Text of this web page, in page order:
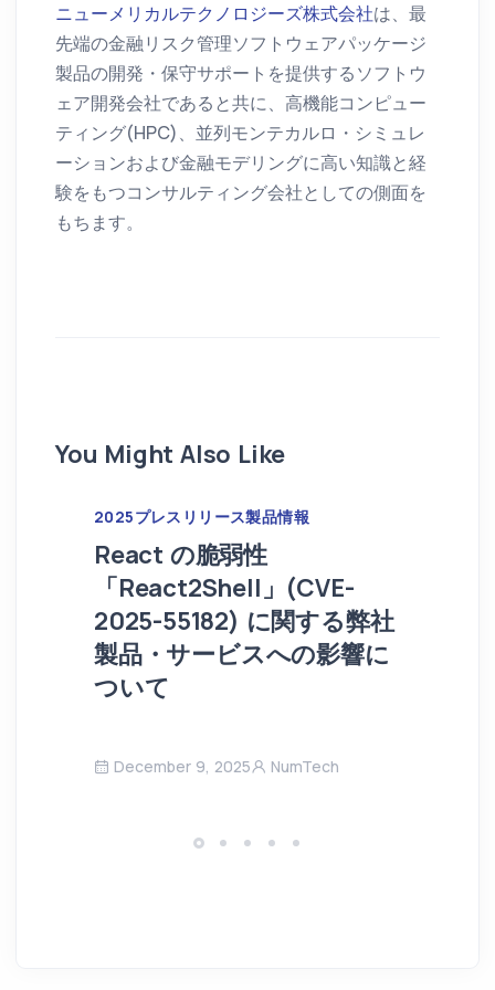
ニューメリカルテクノロジーズ株式会社は、最
先端の金融リスク管理ソフトウェアパッケージ
製品の開発・保守サポートを提供するソフトウ
ェア開発会社であると共に、高機能コンピュー
ティング(HPC)、並列モンテカルロ・シミュレ
ーションおよび金融モデリングに高い知識と経
験をもつコンサルティング会社としての側面を
もちます。
You Might Also Like
2025プレスリリース製品情報
React の脆弱性
「React2Shell」(CVE-
2025-55182) に関する弊社
製品・サービスへの影響に
ついて
December 9, 2025 NumTech